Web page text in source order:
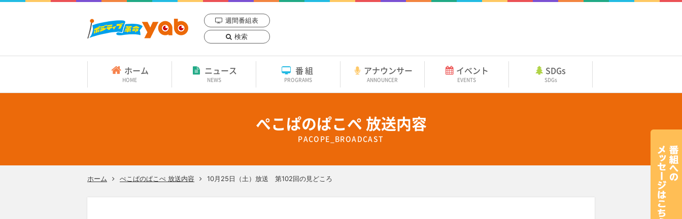
週間番組表
検索
ホーム
HOME
ニュース
NEWS
番組
PROGRAMS
アナウンサー
ANNOUNCER
イベント
EVENTS
SDGs
SDGs
ぺこぱのぱこぺ 放送内容
PACOPE_BROADCAST
ホーム ぺこぱのぱこぺ 放送内容 10月25日（土）放送 第102回の見どころ